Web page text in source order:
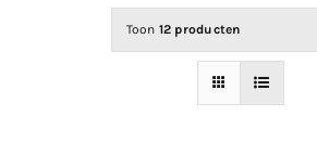
Toon 12 producten